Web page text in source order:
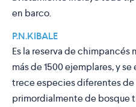
en barco.
P.N.KIBALE
Es la reserva de chimpancés
más de 1500 ejemplares, y
trece especies diferentes de
primordialmente de bosque